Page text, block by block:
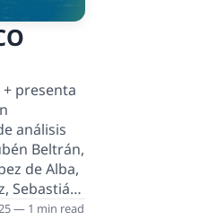
+ presenta
análisis
Beltrán,
de Alba,
Sebastián
Matos y
— 1 min read